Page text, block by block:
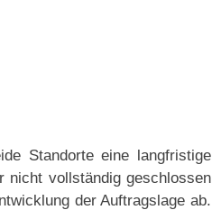
Standorte eine langfristige
nicht vollständig geschlossen
der Auftragslage ab.